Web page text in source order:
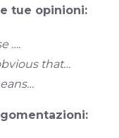
tue opinioni:
….
that…